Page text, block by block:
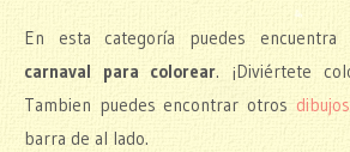
En esta categoría puedes encuentra
carnaval para colorear. ¡Diviértete
Tambien puedes encontrar otros
barra de al lado.